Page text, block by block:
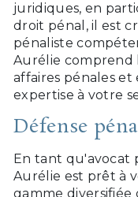
juridiques, en
droit pénal, il est
pénaliste
Aurélie comprend
affaires pénales
expertise à votre
Défense
En tant qu'avocat
Aurélie est prêt à
gamme diversifiée